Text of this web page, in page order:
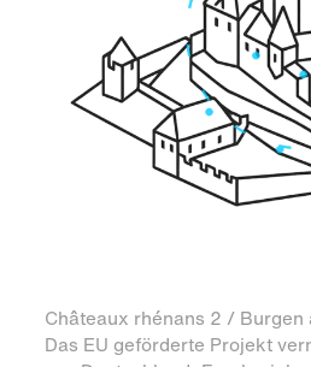
Châteaux rhénans 2 /
Das EU geförderte Projekt